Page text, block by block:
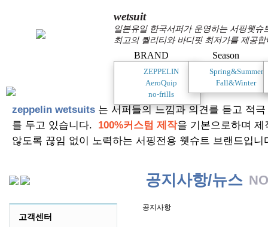
wetsuit
일본유일 한국서퍼가 운영하는 서핑웻
최고의 퀄리티와 바디핏 최저가를 제공합
BRAND
ZEPPELIN
AeroQuip
no-frills
Season
Spring&Summer
Fall&Winter
zeppelin wetsuits 는 서퍼들의 느낌과 의견를 듣고 적
를 두고 있습니다. 100%커스텀 제작을 기본으로하며
않도록 끊임 없이 노력하는 서핑전용 웻슈트 브랜드입니
고객센터
공지사항/뉴스
공지사항